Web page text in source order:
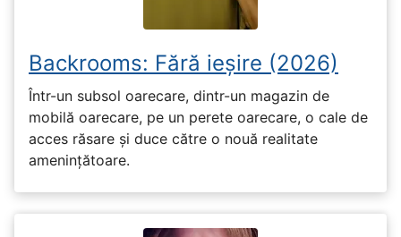
Backrooms: Fără ieșire (2026)
Într-un subsol oarecare, dintr-un magazin de
mobilă oarecare, pe un perete oarecare, o cale de
acces răsare și duce către o nouă realitate
amenințătoare.